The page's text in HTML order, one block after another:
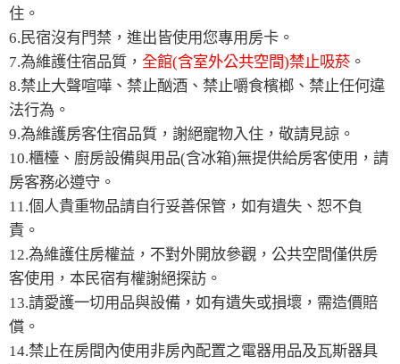
住。
6.民宿沒有門禁，進出皆使用您專用房卡。
7.為維護住宿品質， 全館(含室外公共空間)禁止吸菸 。
8.禁止大聲喧嘩、禁止酗酒、禁止嚼食檳榔、禁止任何違
法行為。
9.為維護房客住宿品質，謝絕寵物入住，敬請見諒。
10.櫃檯、廚房設備與用品(含冰箱)無提供給房客使用，請
房客務必遵守。
11.個人貴重物品請自行妥善保管，如有遺失、恕不負
責。
12.為維護住房權益，不對外開放參觀，公共空間僅供房
客使用，本民宿有權謝絕探訪。
13.請愛護一切用品與設備，如有遺失或損壞，需造價賠
償。
14.禁止在房間內使用非房內配置之電器用品及瓦斯器具